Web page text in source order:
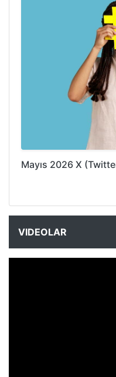
Mayıs 2026 X
VIDEOLAR